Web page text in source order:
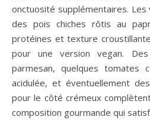
onctuosité supplémentaires.
des pois chiches rôtis au
protéines et texture
pour une version vegan.
parmesan, quelques tomates
acidulée, et éventuellement
pour le côté crémeux
composition gourmande qui